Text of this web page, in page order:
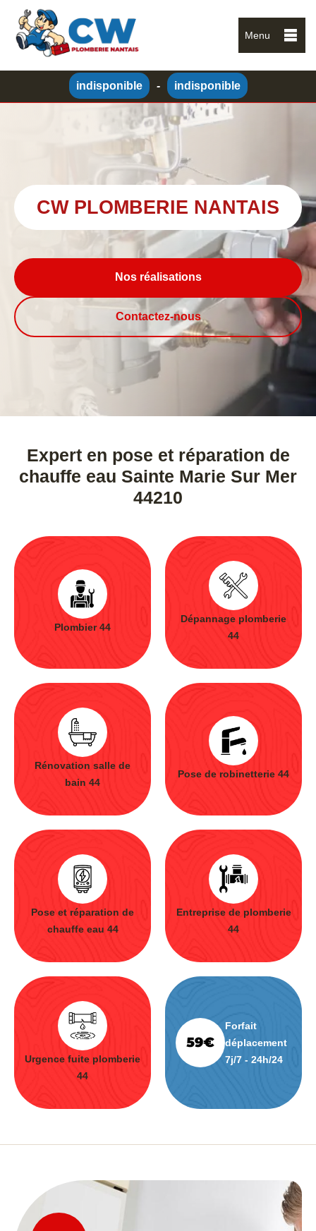
Menu
indisponible - indisponible
CW PLOMBERIE NANTAIS
Nos réalisations
Contactez-nous
Expert en pose et réparation de
chauffe eau Sainte Marie Sur Mer
44210
Plombier 44
Dépannage plomberie
44
Rénovation salle de
bain 44
Pose de robinetterie 44
Pose et réparation de
chauffe eau 44
Entreprise de plomberie
44
Urgence fuite plomberie
44
Forfait
déplacement
7j/7 - 24h/24